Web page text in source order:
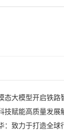
态大模型开启铁路
技赋能高质量发展